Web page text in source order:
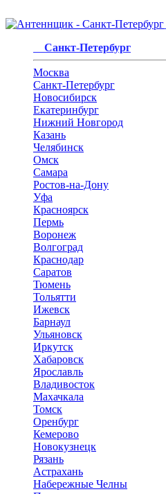
Санкт-Петербург
Москва
Санкт-Петербург
Новосибирск
Екатеринбург
Нижний Новгород
Казань
Челябинск
Омск
Самара
Ростов-на-Дону
Уфа
Красноярск
Пермь
Воронеж
Волгоград
Краснодар
Саратов
Тюмень
Тольятти
Ижевск
Барнаул
Ульяновск
Иркутск
Хабаровск
Ярославль
Владивосток
Махачкала
Томск
Оренбург
Кемерово
Новокузнецк
Рязань
Астрахань
Набережные Челны